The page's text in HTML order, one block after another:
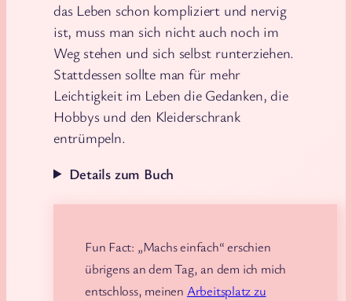
das Leben schon kompliziert und nervig
ist, muss man sich nicht auch noch im
Weg stehen und sich selbst runterziehen.
Stattdessen sollte man für mehr
Leichtigkeit im Leben die Gedanken, die
Hobbys und den Kleiderschrank
entrümpeln.
Details zum Buch
Fun Fact: „Machs einfach“ erschien
übrigens an dem Tag, an dem ich mich
entschloss, meinen Arbeitsplatz zu